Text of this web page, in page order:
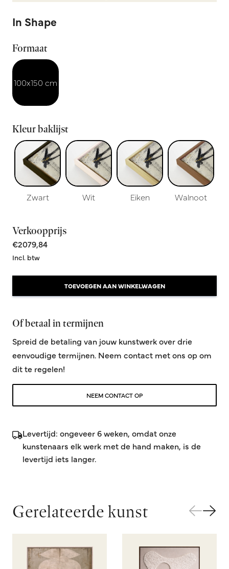
In Shape
Formaat
100x150 cm
Kleur baklijst
Zwart Wit Eiken Walnoot
Verkoopprijs
€2079,84
Incl. btw
TOEVOEGEN AAN WINKELWAGEN
Of betaal in termijnen
Spreid de betaling van jouw kunstwerk over drie
eenvoudige termijnen. Neem contact met ons op om
dit te regelen!
NEEM CONTACT OP
Levertijd: ongeveer 6 weken, omdat onze
kunstenaars elk werk met de hand maken, is de
levertijd iets langer.
Gerelateerde kunst